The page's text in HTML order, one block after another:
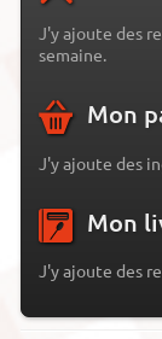
J'y ajoute des
semaine.
Mon
J'y ajoute des
Mon
J'y ajoute des